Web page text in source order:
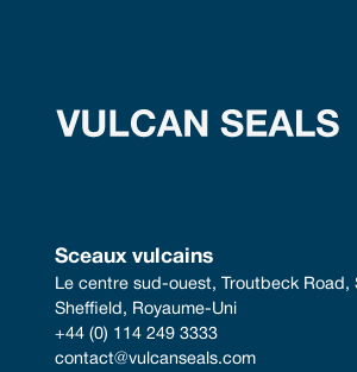
Sceaux vulcains
Le centre sud-ouest, Troutbeck Road,
Sheffield, Royaume-Uni
+44 (0) 114 249 3333
contact@vulcanseals.com